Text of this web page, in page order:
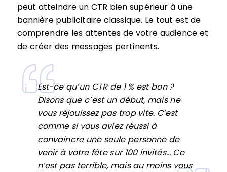
peut atteindre un CTR bien supérieur à une
bannière publicitaire classique. Le tout est de
comprendre les attentes de votre audience et
de créer des messages pertinents.
Est-ce qu’un CTR de 1 % est bon ?
Disons que c’est un début, mais ne
vous réjouissez pas trop vite. C’est
comme si vous aviez réussi à
convaincre une seule personne de
venir à votre fête sur 100 invités… Ce
n’est pas terrible, mais au moins vous